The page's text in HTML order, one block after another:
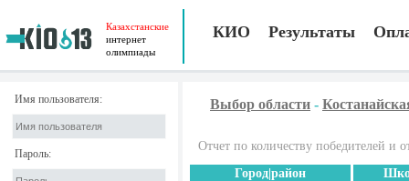
Казахстанские
интернет
олимпиады
КИО Результаты
Имя пользователя:
Пароль:
Выбор области -
Отчет по количеству победителей и
Город|район